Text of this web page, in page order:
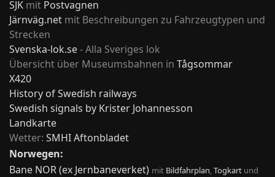
SJK mit Postvagnen
Järnväg.net mit Beschreibungen zu Fahrzeugtypen und
Strecken
Svenska-lok.se- Alla Sveriges lok
Übersicht über Museumsbahnen in Tågsommar
X420
History of Swedish railways
Swedish signals by Krister Johannesson
Landkarte
Wetter: SMHIAftonbladet
Norwegen:
Bane NOR (ex Jernbaneverket) mit Bildfahrplan,Togkart und